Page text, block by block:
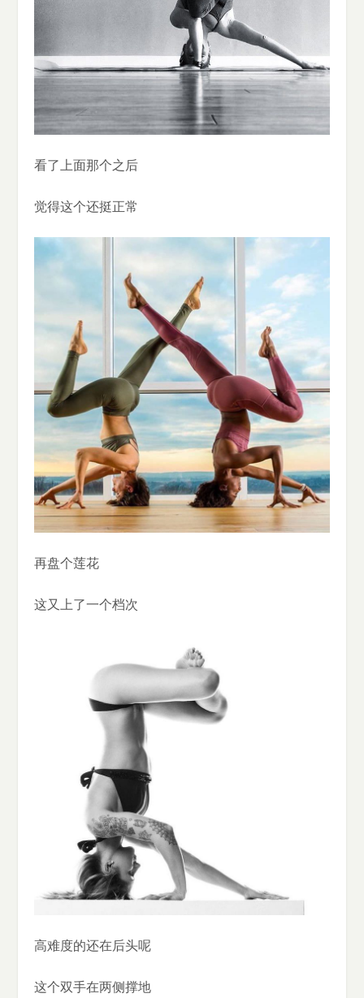
看了上面那个之后
觉得这个还挺正常
再盘个莲花
这又上了一个档次
高难度的还在后头呢
这个双手在两侧撑地